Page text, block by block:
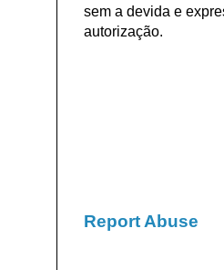
sem a devida e
autorização.
Report Abuse